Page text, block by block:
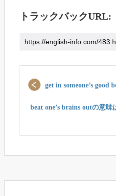
トラックバックURL:
get in someone’s good
beat one’s brains outの意